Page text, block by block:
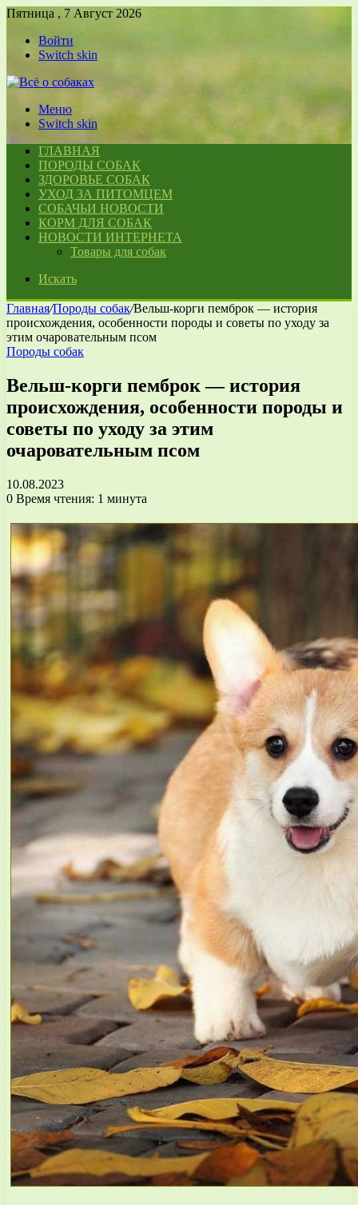
Пятница , 7 Август 2026
Войти
Switch skin
Меню
Switch skin
ГЛАВНАЯ
ПОРОДЫ СОБАК
ЗДОРОВЬЕ СОБАК
УХОД ЗА ПИТОМЦЕМ
СОБАЧЬИ НОВОСТИ
КОРМ ДЛЯ СОБАК
НОВОСТИ ИНТЕРНЕТА
Товары для собак
Искать
Главная/Породы собак/Вельш-корги пемброк — история
происхождения, особенности породы и советы по уходу за
этим очаровательным псом
Породы собак
Вельш-корги пемброк — история
происхождения, особенности породы и
советы по уходу за этим
очаровательным псом
10.08.2023
0 Время чтения: 1 минута